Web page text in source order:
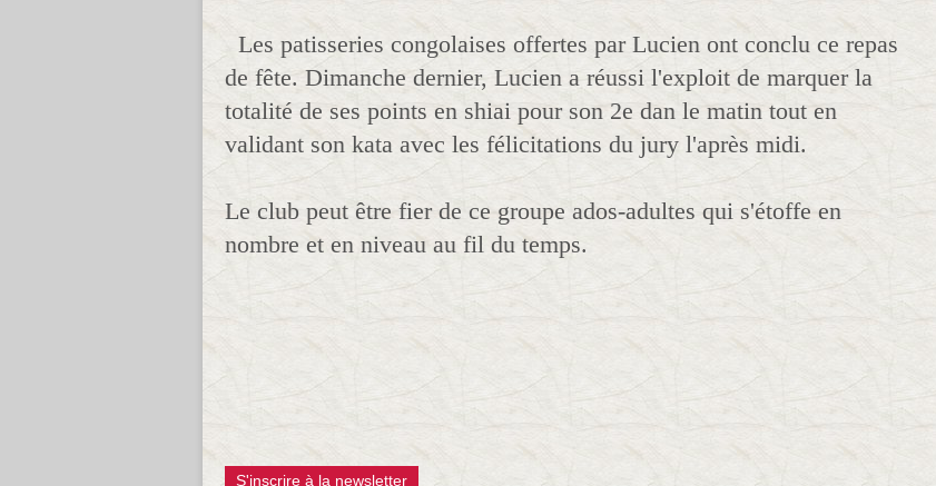
Les patisseries congolaises offertes par Lucien ont conclu ce repas
de fête. Dimanche dernier, Lucien a réussi l'exploit de marquer la
totalité de ses points en shiai pour son 2e dan le matin tout en
validant son kata avec les félicitations du jury l'après midi.
Le club peut être fier de ce groupe ados-adultes qui s'étoffe en
nombre et en niveau au fil du temps.
S'inscrire à la newsletter